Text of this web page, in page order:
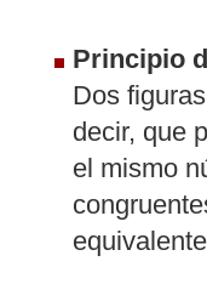
Principio
Dos figuras
decir, que
el mismo